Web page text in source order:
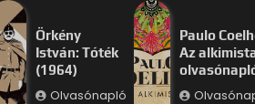
Örkény
István: Tóték
(1964)
Olvasónapló
Paulo
Az